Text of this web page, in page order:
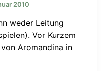
2010
weder Leitung
Vor Kurzem
von Aromandina in